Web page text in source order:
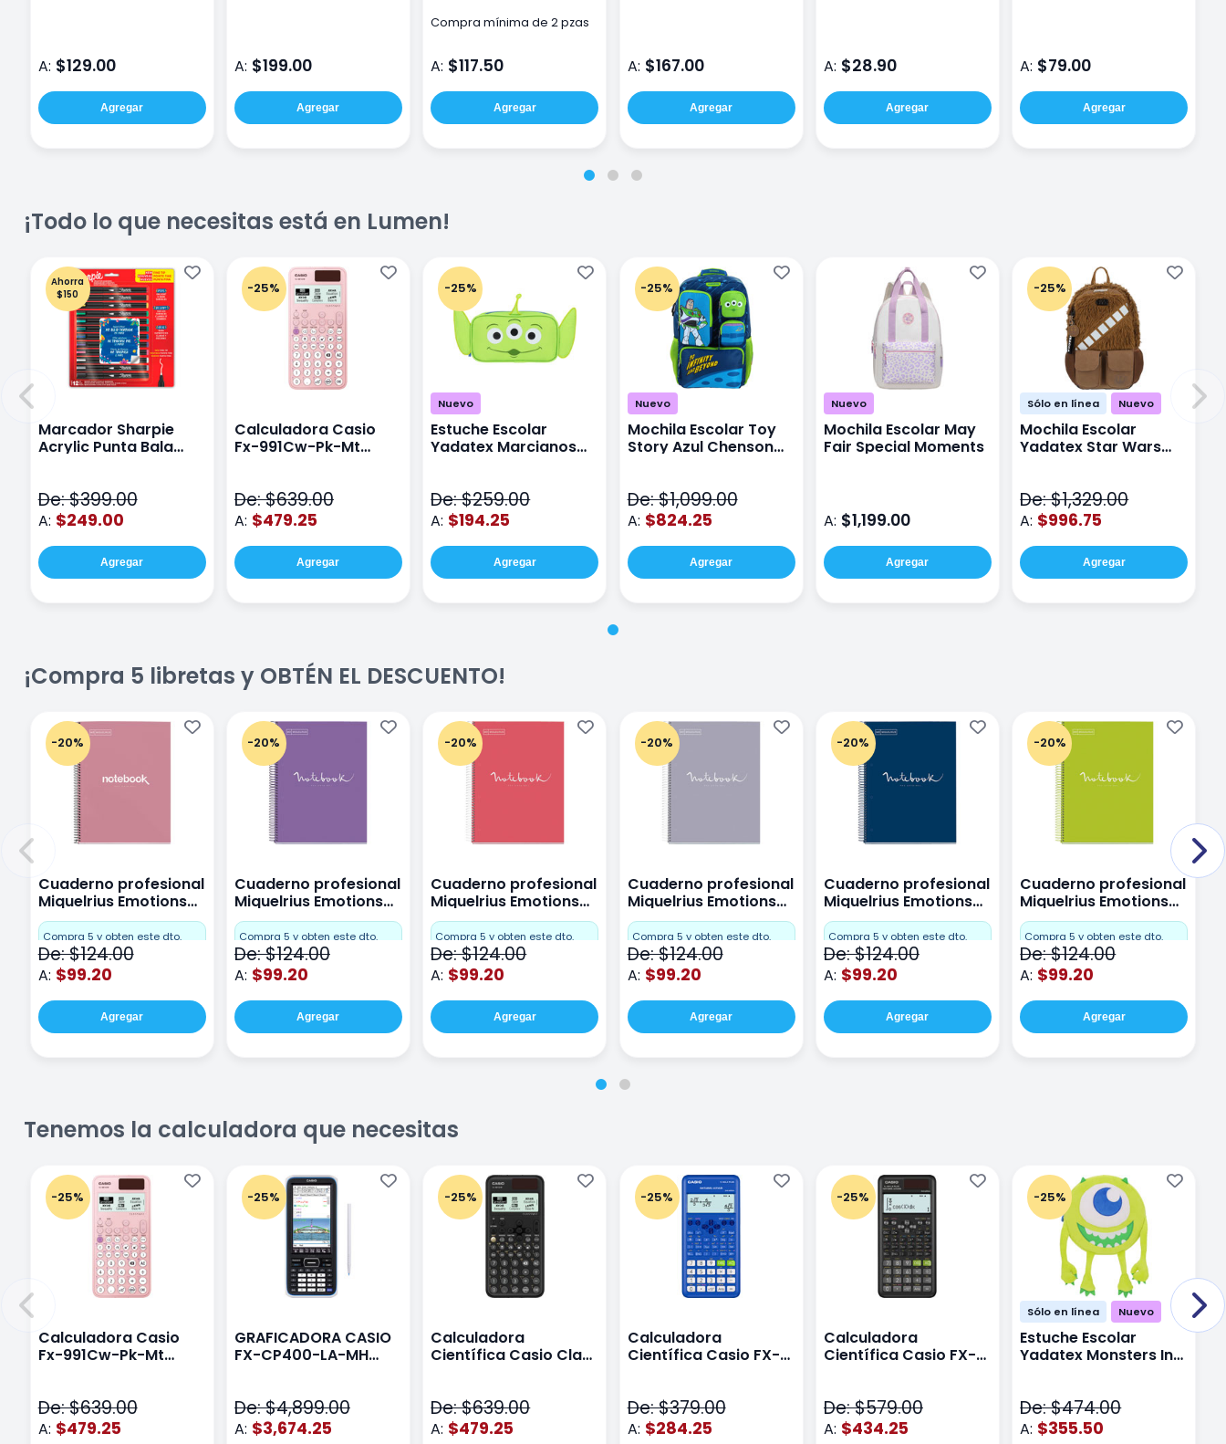
A: $129.00
Agregar
A: $199.00
Agregar
Compra mínima de 2 pzas
A: $117.50
Agregar
A: $167.00
Agregar
A: $28.90
Agregar
A: $79.00
Agregar
¡Todo lo que necesitas está en Lumen!
Ahorra
$150
Marcador Sharpie
Acrylic Punta Bala
De: $399.00
A: $249.00
Agregar
-25%
Calculadora Casio
Fx-991Cw-Pk-Mt
De: $639.00
A: $479.25
Agregar
-25%
Nuevo
Estuche Escolar
Yadatex Marcianos
De: $259.00
A: $194.25
Agregar
-25%
Nuevo
Mochila Escolar Toy
Story Azul Chenson
De: $1,099.00
A: $824.25
Agregar
Nuevo
Mochila Escolar May
Fair Special Moments
A: $1,199.00
Agregar
-25%
Sólo en línea Nuevo
Mochila Escolar
Yadatex Star Wars
De: $1,329.00
A: $996.75
Agregar
¡Compra 5 libretas y OBTÉN EL DESCUENTO!
-20%
Cuaderno profesional
Miquelrius Emotions
Cuadro Chico 80
hojas Rosa
Compra 5 y obten este dto.
De: $124.00
A: $99.20
Agregar
-20%
Cuaderno profesional
Miquelrius Emotions
raya 80 hojas Purpura
Compra 5 y obten este dto.
De: $124.00
A: $99.20
Agregar
-20%
Cuaderno profesional
Miquelrius Emotions
raya 80 hojas Coral
Compra 5 y obten este dto.
De: $124.00
A: $99.20
Agregar
-20%
Cuaderno profesional
Miquelrius Emotions
raya 80 hojas Gris
Compra 5 y obten este dto.
De: $124.00
A: $99.20
Agregar
-20%
Cuaderno profesional
Miquelrius Emotions
Dots 80 hojas
Compra 5 y obten este dto.
De: $124.00
A: $99.20
Agregar
-20%
Cuaderno profesional
Miquelrius Emotions
Dots 80 hojas Lima
Compra 5 y obten este dto.
De: $124.00
A: $99.20
Agregar
Tenemos la calculadora que necesitas
-25%
Calculadora Casio
Fx-991Cw-Pk-Mt
De: $639.00
A: $479.25
-25%
GRAFICADORA CASIO
FX-CP400-LA-MH
De: $4,899.00
A: $3,674.25
-25%
Calculadora
Científica Casio Class
De: $639.00
A: $479.25
-25%
Calculadora
Científica Casio FX-
De: $379.00
A: $284.25
-25%
Calculadora
Científica Casio FX-
De: $579.00
A: $434.25
-25%
Sólo en línea Nuevo
Estuche Escolar
Yadatex Monsters Inc
De: $474.00
A: $355.50